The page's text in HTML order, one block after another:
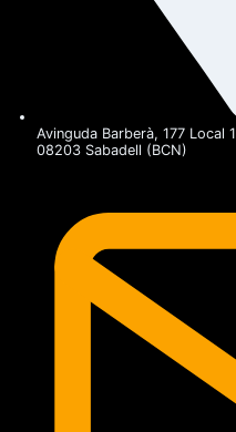
Avinguda Barberà, 177 Local 1
08203 Sabadell (BCN)